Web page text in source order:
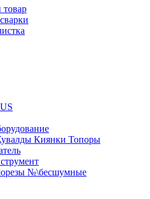
Киянки Топоры
№\бесшумные